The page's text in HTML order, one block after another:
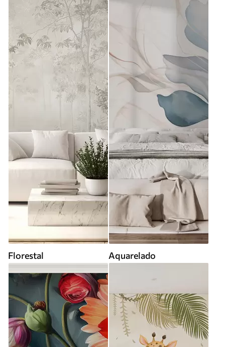
Florestal Aquarelado